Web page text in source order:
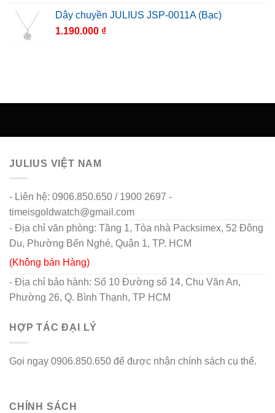
Dây chuyền JULIUS JSP-0011A (Bạc)
1.190.000 ₫
JULIUS VIỆT NAM
- Liên hệ: 0906.850.650 / 1900 2697 -
timeisgoldwatch@gmail.com
- Địa chỉ văn phòng: Tầng 1, Tòa nhà Packsimex, 52 Đông
Du, Phường Bến Nghé, Quận 1, TP. HCM
(Không bán Hàng)
- Địa chỉ bảo hành: Số 10 Đường số 14, Chu Văn An,
Phường 26, Q. Bình Thạnh, TP HCM
HỢP TÁC ĐẠI LÝ
Gọi ngay 0906.850.650 để được nhận chính sách cụ thể.
CHÍNH SÁCH